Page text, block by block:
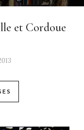
et Cordoue